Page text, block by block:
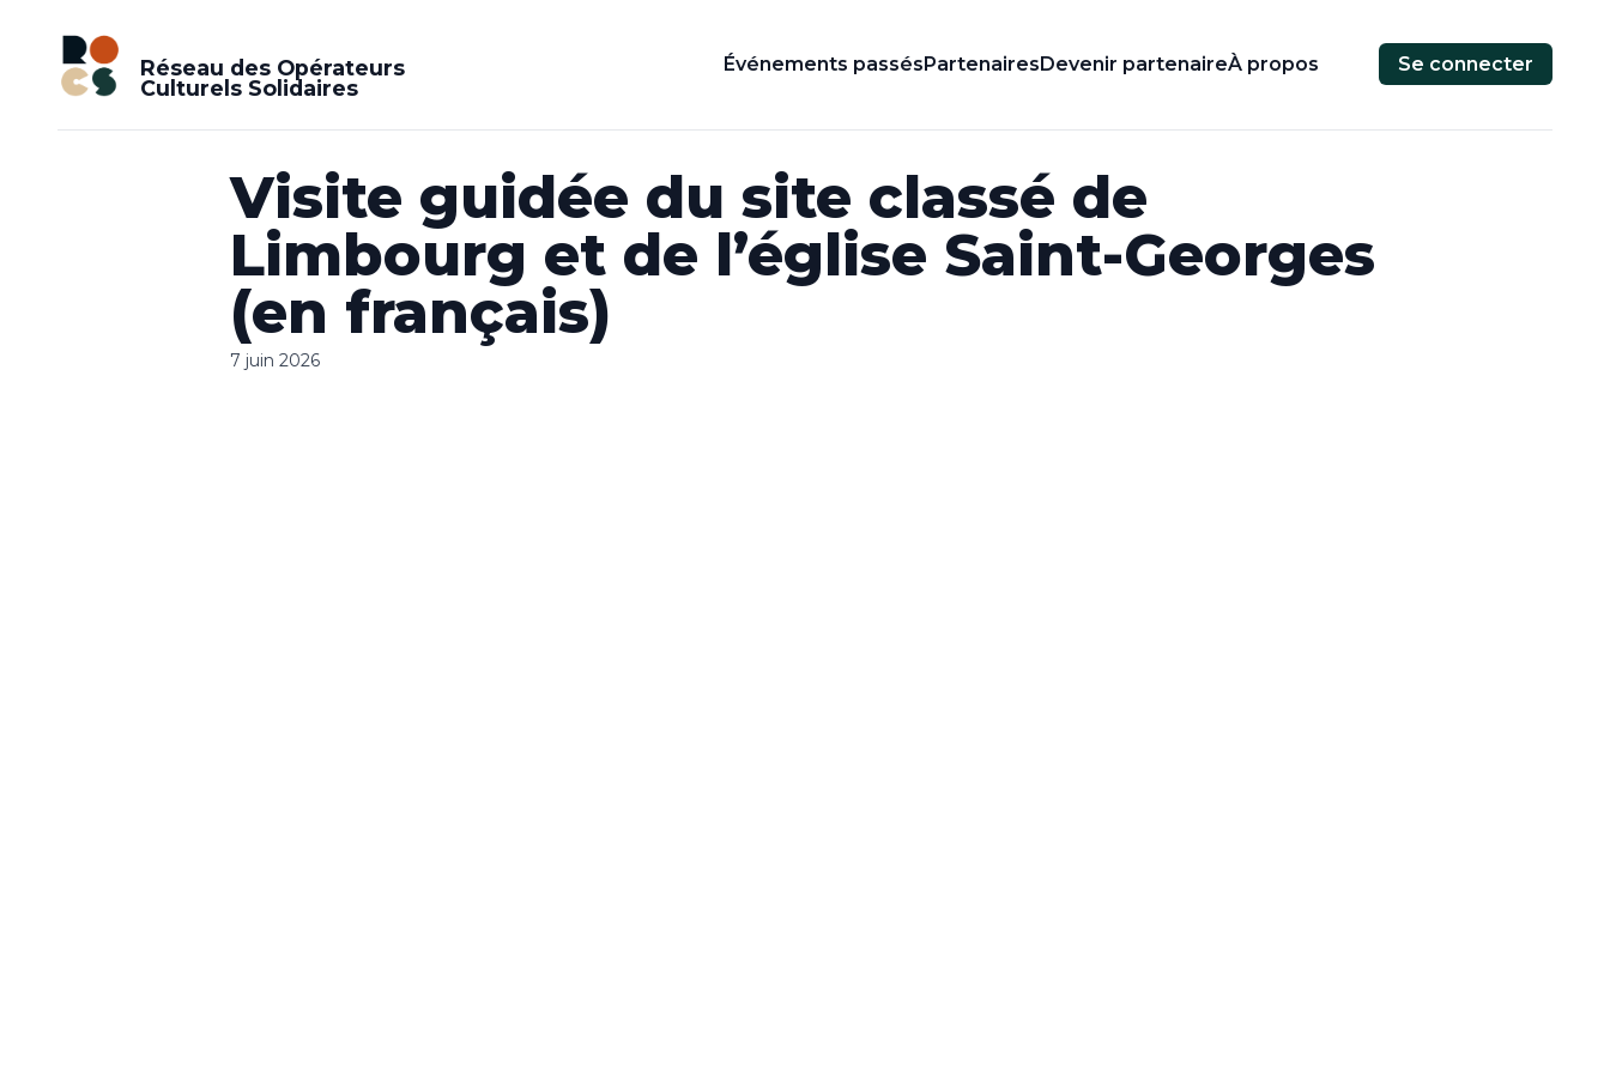
Réseau des Opérateurs
Culturels Solidaires
Événements passésPartenairesDevenir partenaireÀ propos Se connecter
Visite guidée du site classé de
Limbourg et de l’église Saint-Georges
(en français)
7 juin 2026